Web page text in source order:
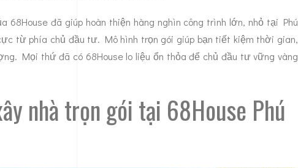
68House đã giúp hoàn thiện hàng nghìn công trình lớn, nhỏ tại Phú
từ phía chủ đầu tư. Mô hình trọn gói giúp bạn tiết kiệm thời gian,
Mọi thứ đã có 68House lo liệu ổn thỏa để chủ đầu tư vững vàng
nhà trọn gói tại 68House Phú